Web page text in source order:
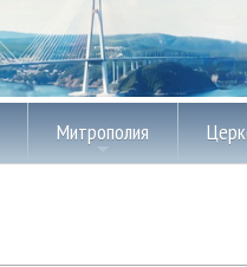
Митрополия